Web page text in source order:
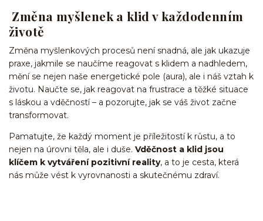
Změna myšlenek a klid v každodenním
životě
Změna myšlenkových procesů není snadná, ale jak ukazuje
praxe, jakmile se naučíme reagovat s klidem a nadhledem,
mění se nejen naše energetické pole (aura), ale i náš vztah k
životu. Naučte se, jak reagovat na frustrace a těžké situace
s láskou a vděčností – a pozorujte, jak se váš život začne
transformovat.
Pamatujte, že každý moment je příležitostí k růstu, a to
nejen na úrovni těla, ale i duše. Vděčnost a klid jsou
klíčem k vytváření pozitivní reality, a to je cesta, která
nás může vést k vyrovnanosti a skutečnému zdraví.